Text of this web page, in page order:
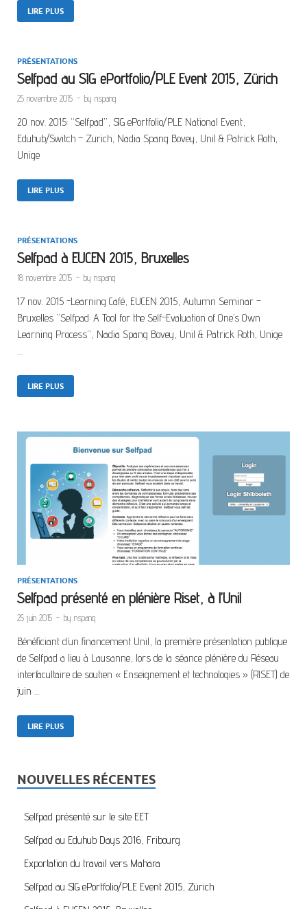
LIRE PLUS
PRÉSENTATIONS
Selfpad au SIG ePortfolio/PLE Event 2015, Zürich
25 novembre 2015 - by nspang
20 nov. 2015: “Selfpad”, SIG ePortfolio/PLE National Event,
Eduhub/Switch – Zurich, Nadia Spang Bovey, Unil & Patrick Roth,
Unige
LIRE PLUS
PRÉSENTATIONS
Selfpad à EUCEN 2015, Bruxelles
18 novembre 2015 - by nspang
17 nov. 2015 -Learning Café, EUCEN 2015, Autumn Seminar –
Bruxelles “Selfpad: A Tool for the Self-Evaluation of One’s Own
Learning Process”, Nadia Spang Bovey, Unil & Patrick Roth, Unige
…
LIRE PLUS
PRÉSENTATIONS
Selfpad présenté en plénière Riset, à l’Unil
25 juin 2015 - by nspang
Bénéficiant d’un financement Unil, la première présentation publique
de Selfpad a lieu à Lausanne, lors de la séance plénière du Réseau
interfacultaire de soutien « Enseignement et technologies » (RISET) de
juin …
LIRE PLUS
NOUVELLES RÉCENTES
Selfpad présenté sur le site EET
Selfpad au Eduhub Days 2016, Fribourg
Exportation du travail vers Mahara
Selfpad au SIG ePortfolio/PLE Event 2015, Zürich